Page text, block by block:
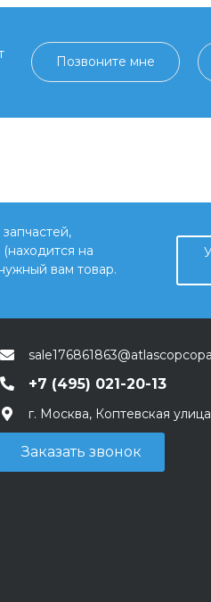
Позвоните мне
на
вам товар.
+7 (495) 021-20-13
г. Москва, Коптевская
Заказать звонок